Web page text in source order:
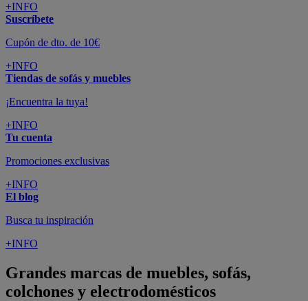
+INFO
Suscríbete
Cupón de dto. de 10€
+INFO
Tiendas de sofás y muebles
¡Encuentra la tuya!
+INFO
Tu cuenta
Promociones exclusivas
+INFO
El blog
Busca tu inspiración
+INFO
Grandes marcas de muebles, sofás,
colchones y electrodomésticos